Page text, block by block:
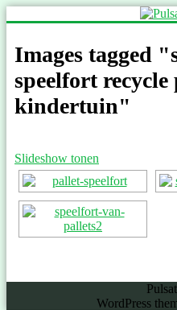
naar
inhoud
Images tagged
speelfort
kindertuin"
Slideshow tonen
WordPress